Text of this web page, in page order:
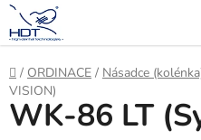
Přejít
na
obsah
Domů
/ ORDINACE / Násadce
VISION)
WK-86 LT